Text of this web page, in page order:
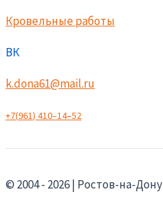
Кровельные работы
ВК
k.dona61@mail.ru
+7(961) 410–14–52
© 2004 - 2026 | Ростов-на-Дону